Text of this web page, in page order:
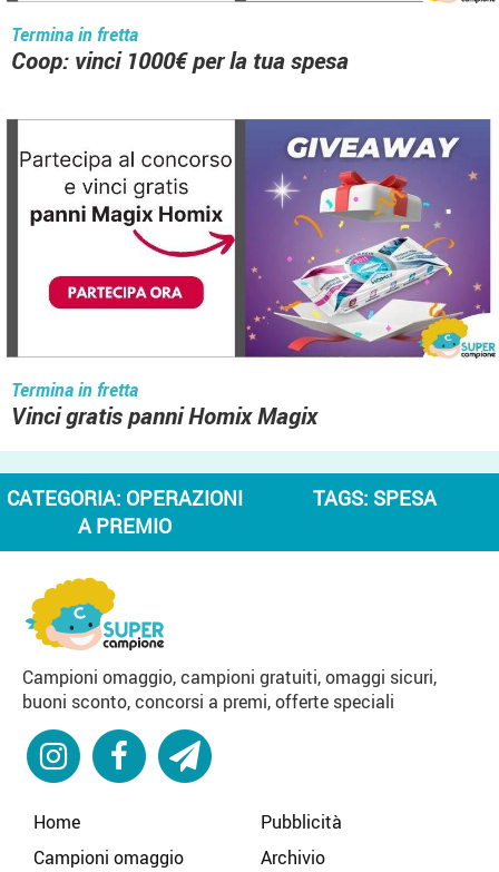
Termina in fretta
Coop: vinci 1000€ per la tua spesa
Termina in fretta
Vinci gratis panni Homix Magix
CATEGORIA: OPERAZIONI
A PREMIO
TAGS: SPESA
Campioni omaggio, campioni gratuiti, omaggi sicuri,
buoni sconto, concorsi a premi, offerte speciali
Home
Campioni omaggio
Pubblicità
Archivio